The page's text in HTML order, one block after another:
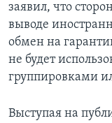
заявил, что
выводе
обмен на
не будет
группировками
Выступая на